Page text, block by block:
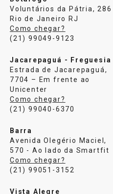
Voluntários da Pátria, 286
Rio de Janeiro RJ
Como chegar?
(21) 99049-9123
Jacarepaguá - Freguesia
Estrada de Jacarepaguá,
7704 – Em frente ao
Unicenter
Como chegar?
(21) 99040-6370
Barra
Avenida Olegério Maciel,
570 - Ao lado da Smartfit
Como chegar?
(21) 99051-3152
Vista Alegre